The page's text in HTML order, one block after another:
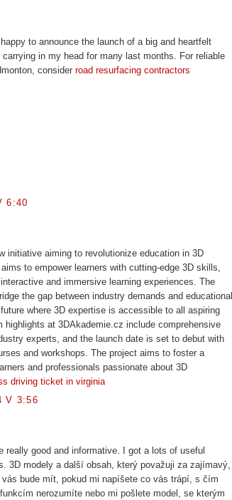
to announce the launch of a big and heartfelt
in my head for many last months. For reliable
consider road resurfacing contractors
6:40
initiative aiming to revolutionize education in 3D
to empower learners with cutting-edge 3D skills,
and immersive learning experiences. The
the gap between industry demands and educational
where 3D expertise is accessible to all aspiring
highlights at 3DAkademie.cz include comprehensive
experts, and the launch date is set to debut with
and workshops. The project aims to foster a
and professionals passionate about 3D
driving ticket in virginia
V 3:56
really good and informative. I got a lots of useful
3D modely a další obsah, který považuji za zajímavý,
bude mít, pokud mi napíšete co vás trápí, s čím
nerozumíte nebo mi pošlete model, se kterým